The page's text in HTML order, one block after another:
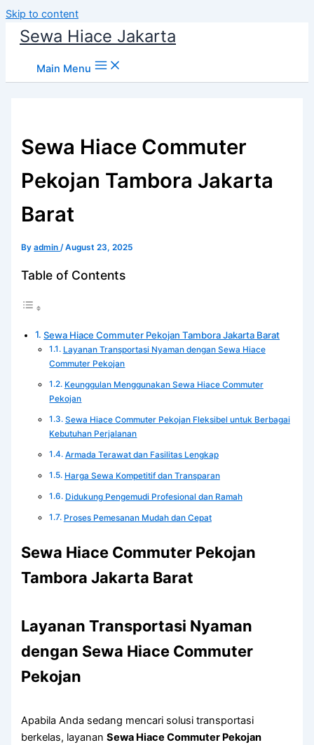
Skip to content
Sewa Hiace Jakarta
Main Menu
Sewa Hiace Commuter
Pekojan Tambora Jakarta
Barat
Byadmin/August 23, 2025
Table of Contents
Sewa Hiace Commuter Pekojan Tambora Jakarta Barat
Layanan Transportasi Nyaman dengan Sewa Hiace
Commuter Pekojan
Keunggulan Menggunakan Sewa Hiace Commuter
Pekojan
Sewa Hiace Commuter Pekojan Fleksibel untuk Berbagai
Kebutuhan Perjalanan
Armada Terawat dan Fasilitas Lengkap
Harga Sewa Kompetitif dan Transparan
Didukung Pengemudi Profesional dan Ramah
Proses Pemesanan Mudah dan Cepat
Sewa Hiace Commuter Pekojan
Tambora Jakarta Barat
Layanan Transportasi Nyaman
dengan Sewa Hiace Commuter
Pekojan
Apabila Anda sedang mencari solusi transportasi
berkelas, layananSewa Hiace Commuter Pekojan